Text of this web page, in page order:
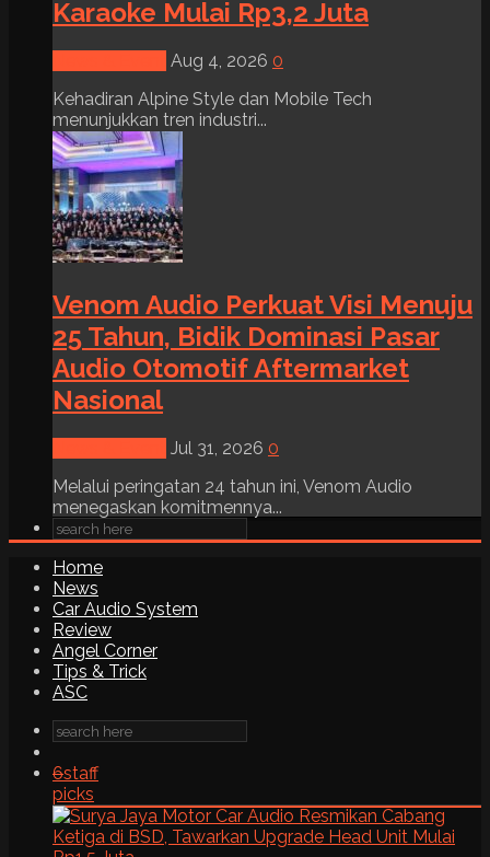
Karaoke Mulai Rp3,2 Juta
Aug 4, 2026 0
Kehadiran Alpine Style dan Mobile Tech
menunjukkan tren industri...
Venom Audio Perkuat Visi Menuju
25 Tahun, Bidik Dominasi Pasar
Audio Otomotif Aftermarket
Nasional
Jul 31, 2026 0
Melalui peringatan 24 tahun ini, Venom Audio
menegaskan komitmennya...
Home
News
Car Audio System
Review
Angel Corner
Tips & Trick
ASC
6staff
picks